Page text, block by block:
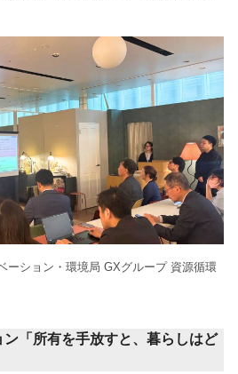
ーション・環境局 GXグループ 資源循環
「所有を手放すと、暮らしはど